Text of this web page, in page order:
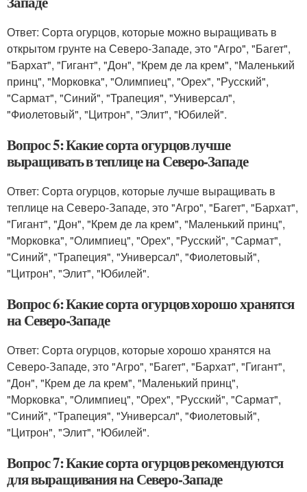
Ответ: Сорта огурцов, которые можно выращивать в
открытом грунте на Северо-Западе, это "Агро", "Багет",
"Бархат", "Гигант", "Дон", "Крем де ла крем", "Маленький
принц", "Морковка", "Олимпиец", "Орех", "Русский",
"Сармат", "Синий", "Трапеция", "Универсал",
"Фиолетовый", "Цитрон", "Элит", "Юбилей".
Вопрос 5: Какие сорта огурцов лучше
выращивать в теплице на Северо-Западе
Ответ: Сорта огурцов, которые лучше выращивать в
теплице на Северо-Западе, это "Агро", "Багет", "Бархат",
"Гигант", "Дон", "Крем де ла крем", "Маленький принц",
"Морковка", "Олимпиец", "Орех", "Русский", "Сармат",
"Синий", "Трапеция", "Универсал", "Фиолетовый",
"Цитрон", "Элит", "Юбилей".
Вопрос 6: Какие сорта огурцов хорошо хранятся
на Северо-Западе
Ответ: Сорта огурцов, которые хорошо хранятся на
Северо-Западе, это "Агро", "Багет", "Бархат", "Гигант",
"Дон", "Крем де ла крем", "Маленький принц",
"Морковка", "Олимпиец", "Орех", "Русский", "Сармат",
"Синий", "Трапеция", "Универсал", "Фиолетовый",
"Цитрон", "Элит", "Юбилей".
Вопрос 7: Какие сорта огурцов рекомендуются
для выращивания на Северо-Западе